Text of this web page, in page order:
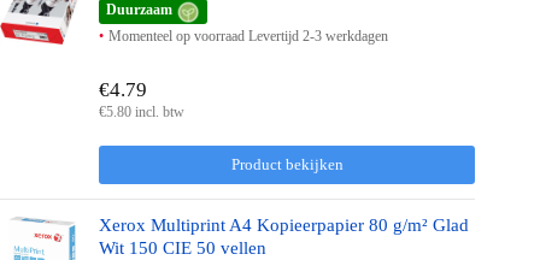
Duurzaam
Momenteel op voorraad Levertijd 2-3 werkdagen
Product bekijken
€4.79
€5.80 incl. btw
Xerox Multiprint A4 Kopieerpapier 80 g/m² Glad
Wit 150 CIE 50 vellen